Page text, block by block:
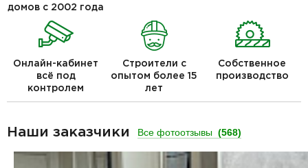
домов с 2002 года
Онлайн-кабинет
всё под
контролем
Строители с
опытом более 15
лет
Собственное
производство
Наши заказчики Все фотоотзывы (568)